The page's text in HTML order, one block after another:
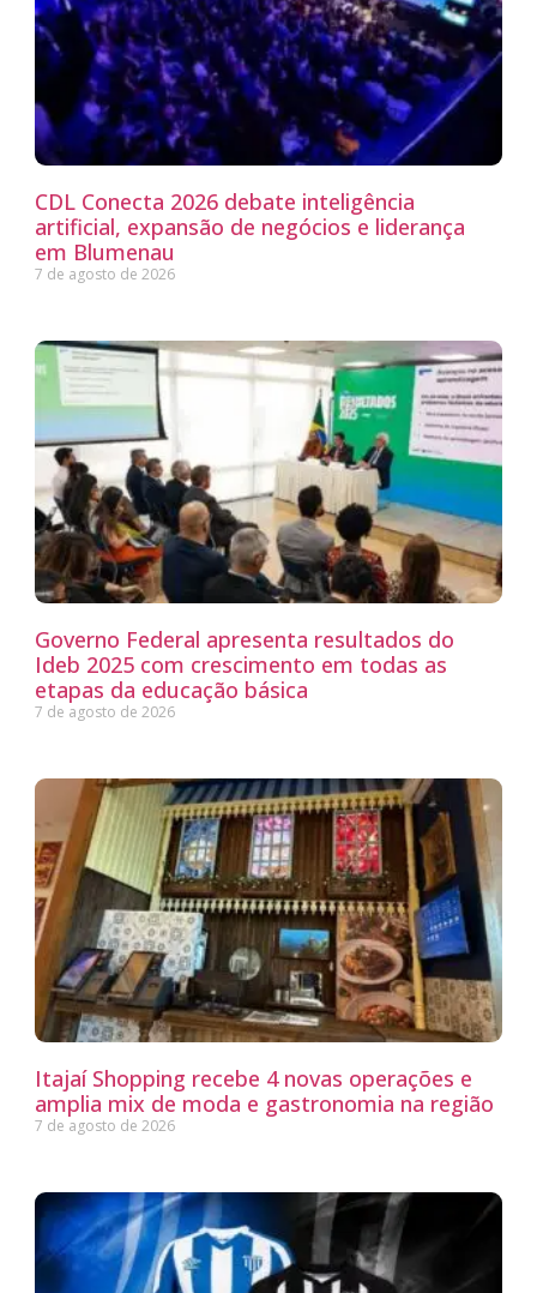
CDL Conecta 2026 debate inteligência
artificial, expansão de negócios e liderança
em Blumenau
7 de agosto de 2026
Governo Federal apresenta resultados do
Ideb 2025 com crescimento em todas as
etapas da educação básica
7 de agosto de 2026
Itajaí Shopping recebe 4 novas operações e
amplia mix de moda e gastronomia na região
7 de agosto de 2026